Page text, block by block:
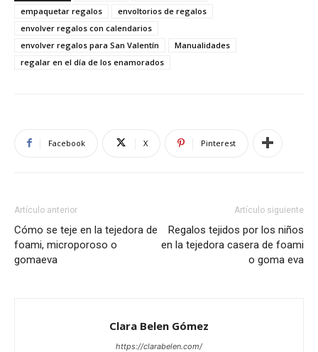
empaquetar regalos
envoltorios de regalos
envolver regalos con calendarios
envolver regalos para San Valentín
Manualidades
regalar en el día de los enamorados
Facebook X Pinterest
Artículo anterior
Cómo se teje en la tejedora de
foami, microporoso o
gomaeva
Artículo siguiente
Regalos tejidos por los niños
en la tejedora casera de foami
o goma eva
Clara Belen Gómez
https://clarabelen.com/